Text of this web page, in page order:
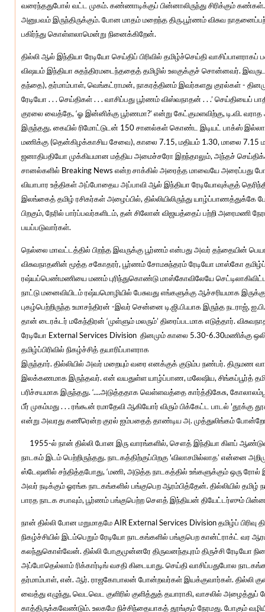
வரைந்ததுபோல் வட்ட முகம். கண்ணாடிக்குப் பின்னாலிருந்து சிரிக்கும்
அனுபவம் இருந்திருக்கும். போன மாதம் மறைந்த திரு.பூர்ணம் விசுவ
பகிர்ந்து கொள்ளலாமென்று நினைக்கிறேன்.
தில்லி ஆல் இந்தியா ரேடியோ செய்திப் பிரிவில் தமிழ்ச்செய்தி வாசிப்பாளராகப்
விஷயம் இந்தியா சுதந்திரமடைந்ததைத் தமிழில் உலகுக்குச் சொன்னவர்.
தந்தை), தர்மாம்பாள், வெங்கட்ராமன், நாகரத்தினம் இவர்களது குரல்கள் -
ரேடியோ . . . செய்திகள் . . . வாசிப்பது பூர்ணம் விஸ்வநாதன் . . .’ செய்தியைப்
குரலை வைத்தே, ‘ஓ இன்னிக்கு பூர்ணமா?’ என்று கேட்குமளவிற்கு, டி.வி.
இருந்தது. கையில் ரிமோட்டுடன் 150 சானல்கள் கொண்ட இடியட் பாக்ஸ்
மணிக்கு (தென்கிழக்காசிய சேவை), காலை 7.15, மதியம் 1.30, மாலை 7.15
ஜனாதிபதியோ முக்கியமான மத்திய அமைச்சரோ இறந்தாலும், அந்தச்
சானல்களில் Breaking News என்ற சாக்கில் அரைத்த மாவையே அரைப்பது
வியாபார உத்திகள் அப்போதைய அப்பாவி ஆல் இந்தியா ரேடியோவுக்குத்
இலங்கைத் தமிழ் ரசிகர்கள் அழைப்பில், தில்லியிலிருந்து யாழ்ப்பாணத்துக்கே
பிறகும், நேரில் பார்ப்பவர்களிடம், தன் சிலோன் விஜயத்தைப் பற்றி அரைமணி
பயப்படுவார்கள்.
நெல்லை மாவட்டத்தில் பிறந்த இவருக்கு பூர்ணம் என்பது அவர் தந்தையின்
விசுவநாதனின் மூத்த சகோதரர், பூர்ணம் சோமசுந்தரம் ரேடியோ மாஸ்கோ
ரஷ்யப்பெண்மணியை மணம் புரிந்துகொண்டு மாஸ்கோவிலேயே
நாட்டு மனைவியிடம் ரஷ்யமொழியில் பேசுவது எங்களுக்கு ஆச்சரியமாக
புகழ்பெற்றிருந்த உமாசந்திரன் -இவர் சென்னை டி.ஜி.பி.யாக இருந்த
தான் டைரக்டர் மகேந்திரன் ‘முள்ளும் மலரும்’ திரைப்படமாக எடுத்தார்.
ரேடியோ External Services Division தினமும் காலை 5.30-6.30மணிக்கு
தமிழ்ப்பிரிவில் நிகழ்ச்சித் தயாரிப்பாளராக
இருந்தார். தில்லியில் அவர் மறையும் வரை எனக்குக் குடும்ப நண்பர்.
இலக்கணமாக இருந்தவர். என் வயதுள்ள யாழ்ப்பாண, மலேஷிய, சிங்கப்பூர்த் தமிழ்
பரிச்சயமாக இருந்தது. ‘....அடுத்ததாக வெள்ளவத்தை கார்த்திகேசு,
பீர் முகம்மது . . . ரங்கூன் ரமாதேவி ஆகியோர் விரும் பிக்கேட்ட பாடல் 'தூக்கு
என்று அவரது கணீரென்ற குரல் ஐம்பதைத் தாண்டிய அ. முத்துலிங்கம்
1955-ல் நான் தில்லி போன இரு வாரங்களில், சௌத் இந்தியா கிளப்
நாடகம் இடம் பெற்றிருந்தது. நாடகத்திற்குப்பிறகு 'விலாசமில்லாத’ என்னை
ஸ்டேஷனில் சந்தித்தபோது, ‘மணி, அடுத்த நாடகத்தில் உங்களுக்கும் ஒரு ரோல்
அவர் நடிக்கும் ஓரங்க நாடகங்களில் பங்குபெற ஆரம்பித்தேன். தில்லியில்
பாரத நாடக சபாவும், பூர்ணம் பங்குபெற்ற சௌத் இந்தியன் தியேட்டர்ஸும்
நான் தில்லி போன மறுமாதமே AIR External Services Division தமிழ்ப்
நிகழ்ச்சியில் இடம்பெறும் ரேடியோ நாடகங்களில் பங்குபெற கான்ட்ராக்ட் வர
கலந்துகொள்வேன். தில்லி போகுமுன்னரே திருவனந்தபுரம் திருச்சி ரேடியோ
அப்போதெல்லாம் ரிக்கார்டிங் வசதி கிடையாது. செய்தி வாசிப்பதுபோல
தர்மாம்பாள், என். ஆர். ராஜகோபாலன் போன்றவர்கள் இயக்குவார்கள். தில்லி
வைத்து எழுந்து, வெடவெட குளிரில் குளித்துத் தயாராகி, வாசலில்
காத்திருக்கவேண்டும். உலகமே நிச்சிந்தையாகத் தூங்கும் நேரமது. போகும்